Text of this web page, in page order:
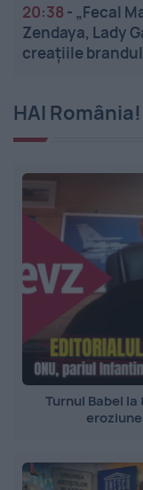
20:38 - „Fecal
Zendaya, Lady
creațiile
HAI România!
Turnul Babel